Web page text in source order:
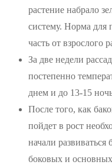
растение набрало
систему. Норма для
часть от взрослого
За две недели
постепенно
днем и до 13-15
После того, как
пойдет в рост
начали
боковых и